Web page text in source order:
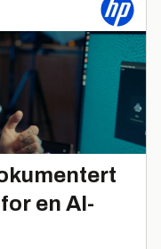
en AI-